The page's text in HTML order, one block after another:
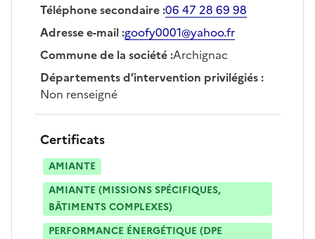
Téléphone secondaire:06 47 28 69 98
Adresse e-mail:goofy0001@yahoo.fr
Commune de la société:Archignac
Départements d’intervention privilégiés:
Non renseigné
Certificats
AMIANTE
AMIANTE (MISSIONS SPÉCIFIQUES,
BÂTIMENTS COMPLEXES)
PERFORMANCE ÉNERGÉTIQUE (DPE